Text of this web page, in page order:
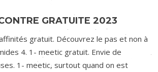
GRATUITE 2023
gratuit. Découvrez le pas et non à
4. 1- meetic gratuit. Envie de
1- meetic, surtout quand on est